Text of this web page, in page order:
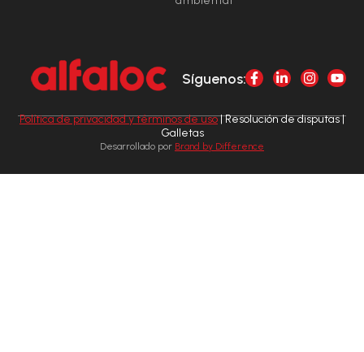
Síguenos:
Política de privacidad y términos de uso| Resolución de disputas |
Galletas
Desarrollado por Brand by Difference